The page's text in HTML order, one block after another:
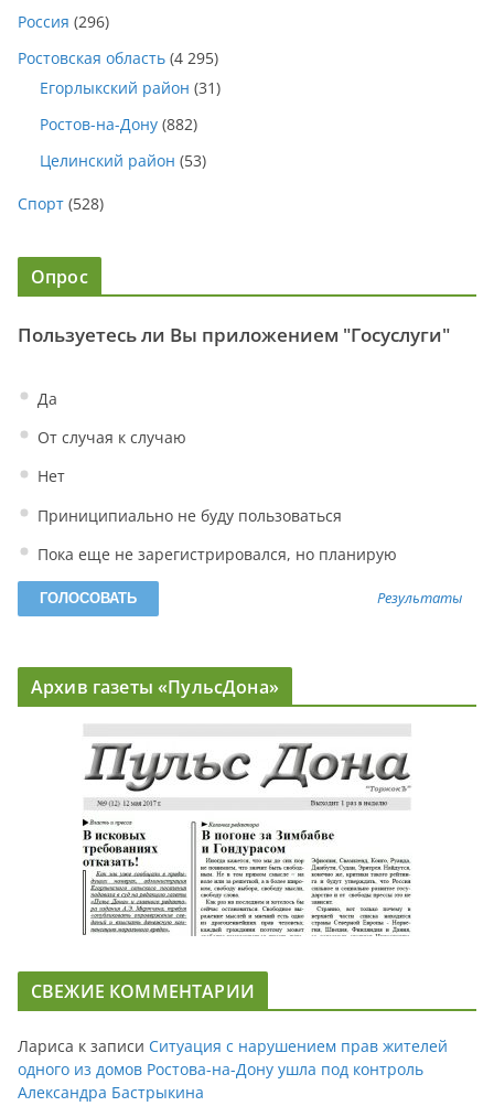
Россия (296)
Ростовская область (4 295)
Егорлыкский район (31)
Ростов-на-Дону (882)
Целинский район (53)
Спорт (528)
Опрос
Пользуетесь ли Вы приложением "Госуслуги"
Да
От случая к случаю
Нет
Приниципиально не буду пользоваться
Пока еще не зарегистрировался, но планирую
Результаты
Архив газеты «ПульсДона»
СВЕЖИЕ КОММЕНТАРИИ
Лариса к записи Ситуация с нарушением прав жителей
одного из домов Ростова-на-Дону ушла под контроль
Александра Бастрыкина